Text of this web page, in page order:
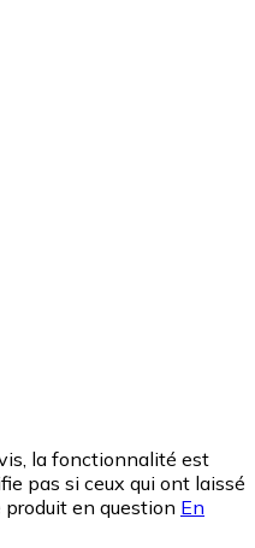
la fonctionnalité est
pas si ceux qui ont laissé
en question En